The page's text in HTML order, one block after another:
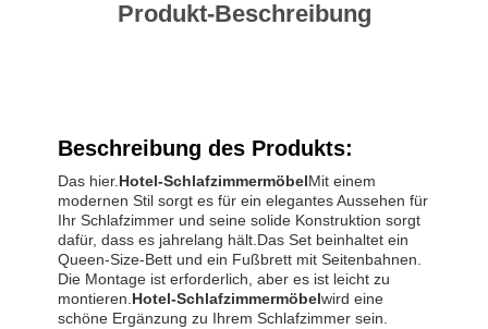
Produkt-Beschreibung
Beschreibung des Produkts:
Das hier. Hotel-SchlafzimmermöbelMit einem
modernen Stil sorgt es für ein elegantes Aussehen für
Ihr Schlafzimmer und seine solide Konstruktion sorgt
dafür, dass es jahrelang hält.Das Set beinhaltet ein
Queen-Size-Bett und ein Fußbrett mit Seitenbahnen.
Die Montage ist erforderlich, aber es ist leicht zu
montieren. Hotel-Schlafzimmermöbelwird eine
schöne Ergänzung zu Ihrem Schlafzimmer sein.